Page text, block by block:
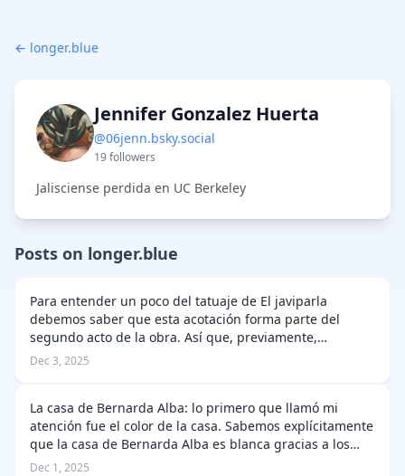
← longer.blue
Jennifer Gonzalez Huerta
@06jenn.bsky.social
19 followers
Jalisciense perdida en UC Berkeley
Posts on longer.blue
Para entender un poco del tatuaje de El javiparla
debemos saber que esta acotación forma parte del
segundo acto de la obra. Así que, previamente,
tendríamos que leer el acto primero y entender el
Dec 3, 2025
La casa de Bernarda Alba: lo primero que llamó mi
atención fue el color de la casa. Sabemos explícitamente
que la casa de Bernarda Alba es blanca gracias a los
detalles que Lorca dejó en la acotación. "Habitación
Dec 1, 2025